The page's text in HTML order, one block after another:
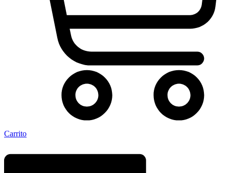
Carrito